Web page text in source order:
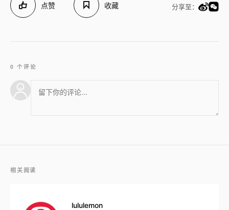
点赞 收藏 分享至：
0 个评论
相关阅读
lululemon